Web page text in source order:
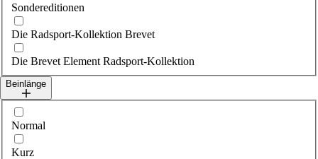
Sondereditionen
Die Radsport-Kollektion Brevet
Die Brevet Element Radsport-Kollektion
Beinlänge
Wähle legLength
Normal
Kurz